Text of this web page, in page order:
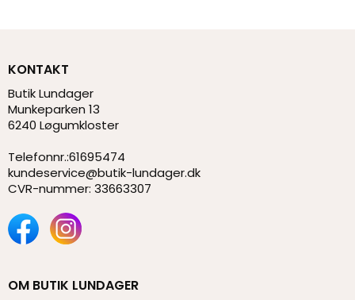
KONTAKT
Butik Lundager
Munkeparken 13
6240 Løgumkloster
Telefonnr.:61695474
kundeservice@butik-lundager.dk
CVR-nummer: 33663307
OM BUTIK LUNDAGER